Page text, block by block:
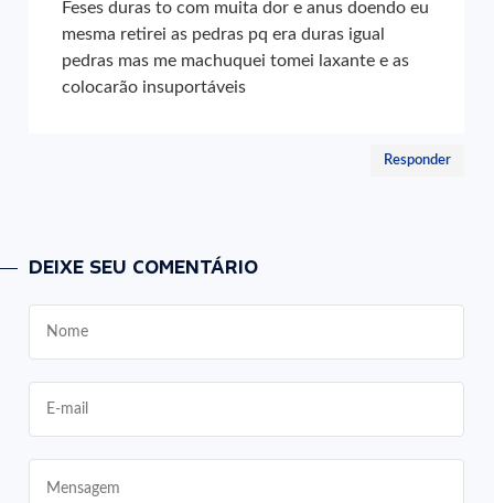
Feses duras to com muita dor e anus doendo eu
mesma retirei as pedras pq era duras igual
pedras mas me machuquei tomei laxante e as
colocarão insuportáveis
Responder
DEIXE SEU COMENTÁRIO